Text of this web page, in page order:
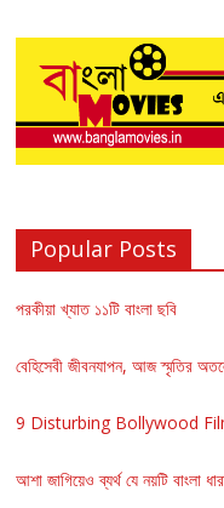
Popular Posts
পরকীয়া খ্যাত ১১টি বাংলা ছবি
বেহিসেবী জীবনযাপন, আজ স্মৃতির
9 Disturbing Bollywood
আশা জাগিয়েও ব্যর্থ যে নয়টি বাংলা